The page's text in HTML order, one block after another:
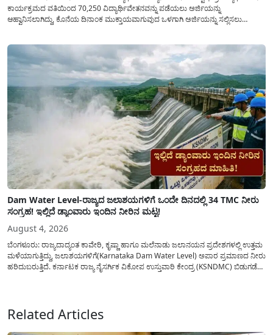
ಕಾರ್ಯಕ್ರಮದ ವತಿಯಿಂದ 70,250 ವಿದ್ಯಾರ್ಥಿವೇತನವನ್ನು ಪಡೆಯಲು ಅರ್ಜಿಯನ್ನು
ಆಹ್ವಾನಿಸಲಾಗಿದ್ದು, ಕೊನೆಯ ದಿನಾಂಕ ಮುಕ್ತಾಯವಾಗುವುದ ಒಳಗಾಗಿ ಅರ್ಜಿಯನ್ನು ಸಲ್ಲಿಸಲು
ಜಾರಿಗೆ...
Dam Water Level-ರಾಜ್ಯದ ಜಲಾಶಯಗಳಿಗೆ ಒಂದೇ ದಿನದಲ್ಲಿ 34 TMC ನೀರು
ಸಂಗ್ರಹ! ಇಲ್ಲಿದೆ ಡ್ಯಾಂವಾರು ಇಂದಿನ ನೀರಿನ ಮಟ್ಟ!
August 4, 2026
ಬೆಂಗಳೂರು: ರಾಜ್ಯದಾದ್ಯಂತ ಕಾವೇರಿ, ಕೃಷ್ಣಾ ಹಾಗೂ ಮಲೆನಾಡು ಜಲಾನಯನ ಪ್ರದೇಶಗಳಲ್ಲಿ ಉತ್ತಮ
ಮಳೆಯಾಗುತ್ತಿದ್ದು, ಜಲಾಶಯಗಳಿಗೆ(Karnataka Dam Water Level) ಅಪಾರ ಪ್ರಮಾಣದ ನೀರು
ಹರಿದುಬರುತ್ತಿದೆ. ಕರ್ನಾಟಕ ರಾಜ್ಯ ನೈಸರ್ಗಿಕ ವಿಕೋಪ ಉಸ್ತುವಾರಿ ಕೇಂದ್ರ (KSNDMC) ಬಿಡುಗಡೆ
Related Articles